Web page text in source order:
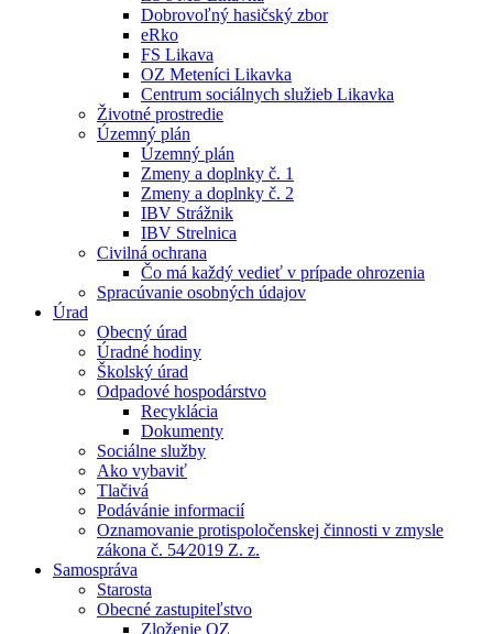
Dobrovoľný hasičský zbor
eRko
FS Likava
OZ Meteníci Likavka
Centrum sociálnych služieb Likavka
Životné prostredie
Územný plán
Územný plán
Zmeny a doplnky č. 1
Zmeny a doplnky č. 2
IBV Strážnik
IBV Strelnica
Civilná ochrana
Čo má každý vedieť v prípade ohrozenia
Spracúvanie osobných údajov
Úrad
Obecný úrad
Úradné hodiny
Školský úrad
Odpadové hospodárstvo
Recyklácia
Dokumenty
Sociálne služby
Ako vybaviť
Tlačivá
Podávánie informacií
Oznamovanie protispoločenskej činnosti v zmysle
zákona č. 54⁄2019 Z. z.
Samospráva
Starosta
Obecné zastupiteľstvo
Zloženie OZ